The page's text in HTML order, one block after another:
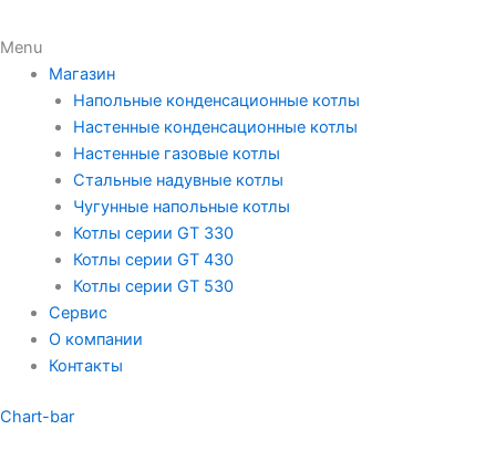
Menu
Магазин
Напольные конденсационные котлы
Настенные конденсационные котлы
Настенные газовые котлы
Стальные надувные котлы
Чугунные напольные котлы
Котлы серии GT 330
Котлы серии GT 430
Котлы серии GT 530
Сервис
О компании
Контакты
Chart-bar